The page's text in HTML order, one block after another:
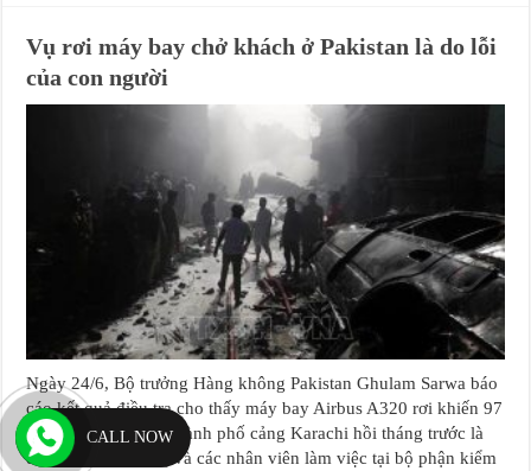
Vụ rơi máy bay chở khách ở Pakistan là do lỗi
của con người
Ngày 24/6, Bộ trưởng Hàng không Pakistan Ghulam Sarwa báo
cáo kết quả điều tra cho thấy máy bay Airbus A320 rơi khiến 97
người thiệt mạng ở thành phố cảng Karachi hồi tháng trước là
do lỗi của phi công và các nhân viên làm việc tại bộ phận kiểm
CALL NOW